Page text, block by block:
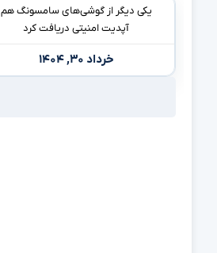
یکی دیگر از گوشی‌های سامسونگ هم
آپدیت امنیتی دریافت کرد
خرداد ۳۰, ۱۴۰۴